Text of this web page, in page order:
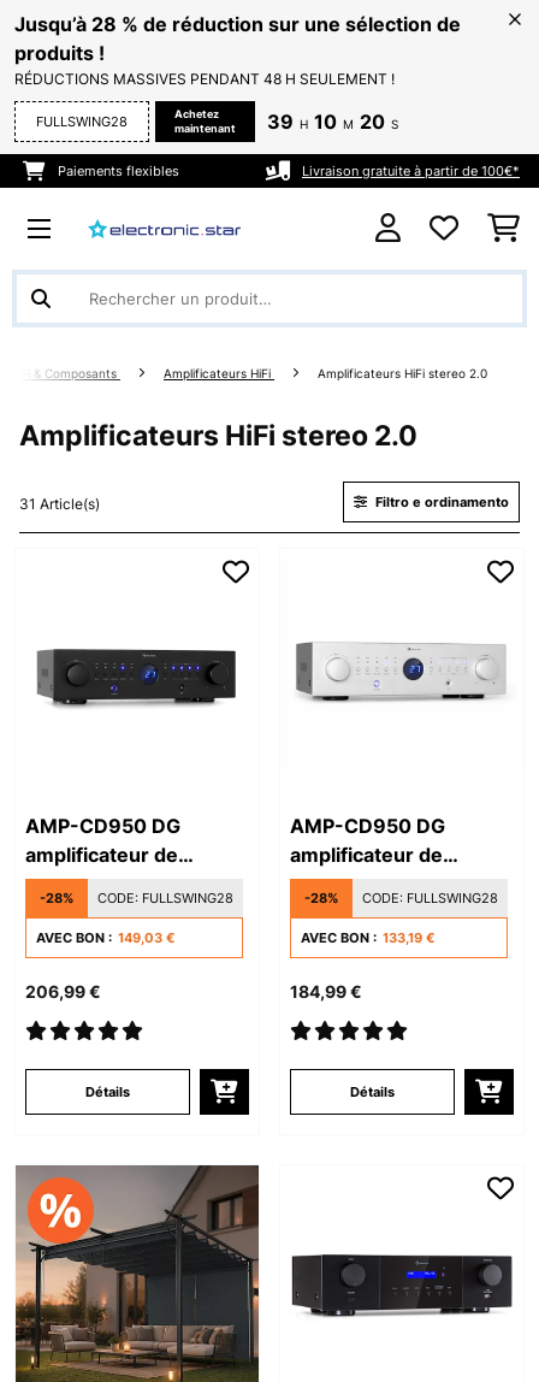
Jusqu’à 28 % de réduction sur une sélection de
produits !
RÉDUCTIONS MASSIVES PENDANT 48 H SEULEMENT !
FULLSWING28
Achetez
maintenant
39 H 10 M 19 S
Paiements flexibles Livraison gratuite à partir de 100€*
HiFi & Composants Amplificateurs HiFi Amplificateurs HiFi stereo 2.0
Amplificateurs HiFi stereo 2.0
31 Article(s) Filtro e ordinamento
AMP-CD950 DG
amplificateur de
puissance
-28% CODE: FULLSWING28
AVEC BON : 149,03 €
206,99 €
Détails
AMP-CD950 DG
amplificateur de
puissance
-28% CODE: FULLSWING28
AVEC BON : 133,19 €
184,99 €
Détails